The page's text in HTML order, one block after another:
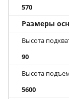
570
Размеры
Высота
90
Высота
5600